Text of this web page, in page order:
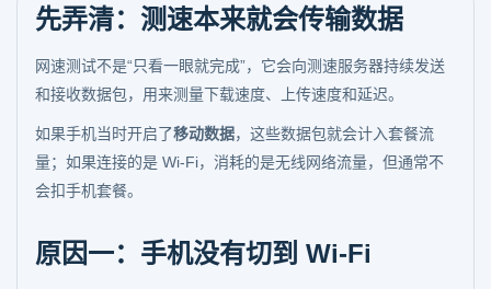
先弄清：测速本来就会传输数据
网速测试不是“只看一眼就完成”，它会向测速服务器持续发送
和接收数据包，用来测量下载速度、上传速度和延迟。
如果手机当时开启了移动数据，这些数据包就会计入套餐流
量；如果连接的是 Wi-Fi，消耗的是无线网络流量，但通常不
会扣手机套餐。
原因一：手机没有切到 Wi-Fi